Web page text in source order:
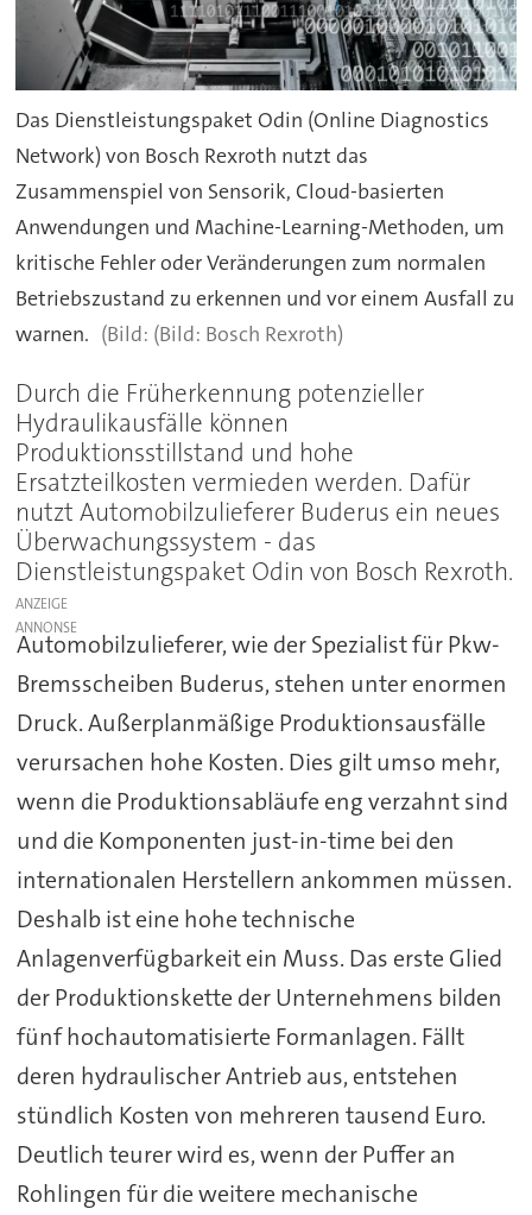
Das Dienstleistungspaket Odin (Online Diagnostics
Network) von Bosch Rexroth nutzt das
Zusammenspiel von Sensorik, Cloud-basierten
Anwendungen und Machine-Learning-Methoden, um
kritische Fehler oder Veränderungen zum normalen
Betriebszustand zu erkennen und vor einem Ausfall zu
warnen.
(Bild: Bosch Rexroth)
Durch die Früherkennung potenzieller
Hydraulikausfälle können
Produktionsstillstand und hohe
Ersatzteilkosten vermieden werden. Dafür
nutzt Automobilzulieferer Buderus ein neues
Überwachungssystem - das
Dienstleistungspaket Odin von Bosch Rexroth.
ANZEIGE
Automobilzulieferer, wie der Spezialist für Pkw-
Bremsscheiben Buderus, stehen unter enormen
Druck. Außerplanmäßige Produktionsausfälle
verursachen hohe Kosten. Dies gilt umso mehr,
wenn die Produktionsabläufe eng verzahnt sind
und die Komponenten just-in-time bei den
internationalen Herstellern ankommen müssen.
Deshalb ist eine hohe technische
Anlagenverfügbarkeit ein Muss. Das erste Glied
der Produktionskette der Unternehmens bilden
fünf hochautomatisierte Formanlagen. Fällt
deren hydraulischer Antrieb aus, entstehen
stündlich Kosten von mehreren tausend Euro.
Deutlich teurer wird es, wenn der Puffer an
Rohlingen für die weitere mechanische